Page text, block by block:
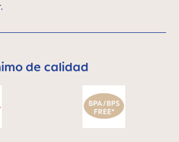
Quality Icon Bar
de calidad